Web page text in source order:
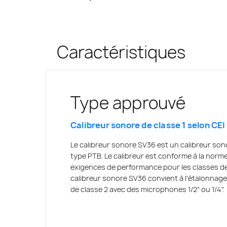
Caractéristiques
Type approuvé
Calibreur sonore de classe 1 selon
Le calibreur sonore SV36 est un calibreur
type PTB. Le calibreur est conforme à la
exigences de performance pour les classes
calibreur sonore SV36 convient à
de classe 2 avec des microphones 1/2" ou 1/4".
Calibrage à deux
Calibrage du son à 94 dB ou 114 dB à 1
SV36 Sound Calibrator offre deux niveaux 94
1 kHz. La précision du signal d'étalonnage
ajustée par un microprocesseur intégré qui
internes, de sorte qu'aucun réglage manuel
Détection
microphone
Le SV 36 utilise un capteur
microphones
Le calibreur acoustique SV36 Sound
infrarouge qui détecte la présence du
automatiquement le calibreur. Cette solution